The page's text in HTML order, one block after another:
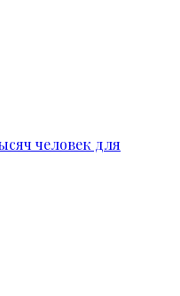
человек для